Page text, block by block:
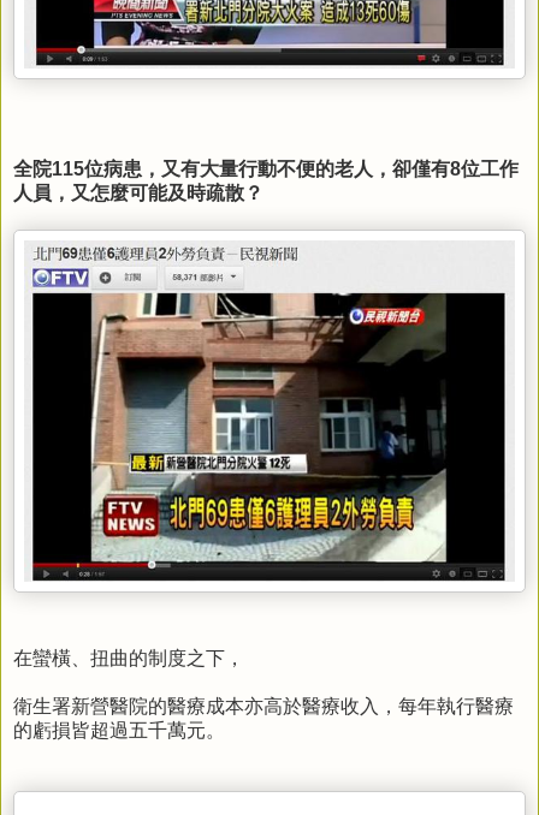
全院115位病患，又有大量行動不便的老人，卻僅有8位工作
人員，又怎麼可能及時疏散？
在蠻橫、扭曲的制度之下，
衛生署新營醫院的醫療成本亦高於醫療收入，每年執行醫療
的虧損皆超過五千萬元。